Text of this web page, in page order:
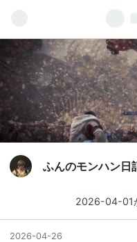
ふんのモンハン日
2026-04-01
2026-04-26